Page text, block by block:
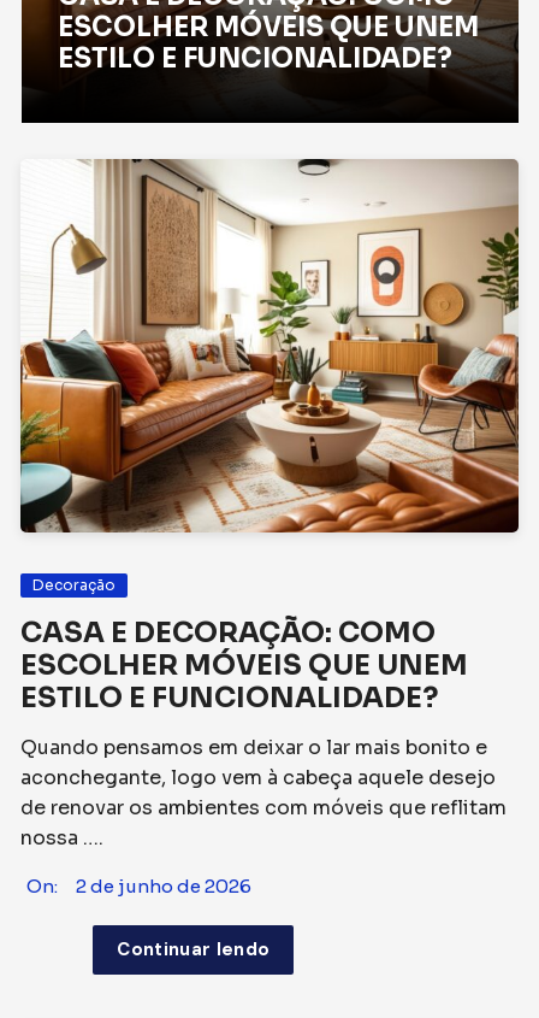
ESCOLHER MÓVEIS QUE UNEM
ESTILO E FUNCIONALIDADE?
Decoração
CASA E DECORAÇÃO: COMO
ESCOLHER MÓVEIS QUE UNEM
ESTILO E FUNCIONALIDADE?
Quando pensamos em deixar o lar mais bonito e
aconchegante, logo vem à cabeça aquele desejo
de renovar os ambientes com móveis que reflitam
nossa ….
On: 2 de junho de 2026
Continuar lendo